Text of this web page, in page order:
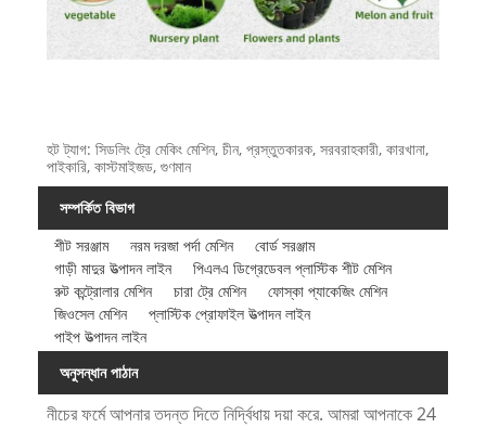
হট ট্যাগ: সিডলিং ট্রে মেকিং মেশিন, চীন, প্রস্তুতকারক, সরবরাহকারী, কারখানা,
পাইকারি, কাস্টমাইজড, গুণমান
সম্পর্কিত বিভাগ
শীট সরঞ্জাম
নরম দরজা পর্দা মেশিন
বোর্ড সরঞ্জাম
গাড়ী মাদুর উত্পাদন লাইন
পিএলএ ডিগ্রেডেবল প্লাস্টিক শীট মেশিন
রুট কন্ট্রোলার মেশিন
চারা ট্রে মেশিন
ফোস্কা প্যাকেজিং মেশিন
জিওসেল মেশিন
প্লাস্টিক প্রোফাইল উত্পাদন লাইন
পাইপ উত্পাদন লাইন
অনুসন্ধান পাঠান
নীচের ফর্মে আপনার তদন্ত দিতে নির্দ্বিধায় দয়া করে. আমরা আপনাকে 24